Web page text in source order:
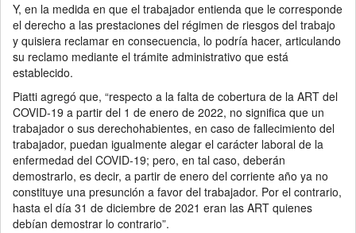
Y, en la medida en que el trabajador entienda que le corresponde
el derecho a las prestaciones del régimen de riesgos del trabajo
y quisiera reclamar en consecuencia, lo podría hacer, articulando
su reclamo mediante el trámite administrativo que está
establecido.
Piatti agregó que, “respecto a la falta de cobertura de la ART del
COVID-19 a partir del 1 de enero de 2022, no significa que un
trabajador o sus derechohabientes, en caso de fallecimiento del
trabajador, puedan igualmente alegar el carácter laboral de la
enfermedad del COVID-19; pero, en tal caso, deberán
demostrarlo, es decir, a partir de enero del corriente año ya no
constituye una presunción a favor del trabajador. Por el contrario,
hasta el día 31 de diciembre de 2021 eran las ART quienes
debían demostrar lo contrario”.